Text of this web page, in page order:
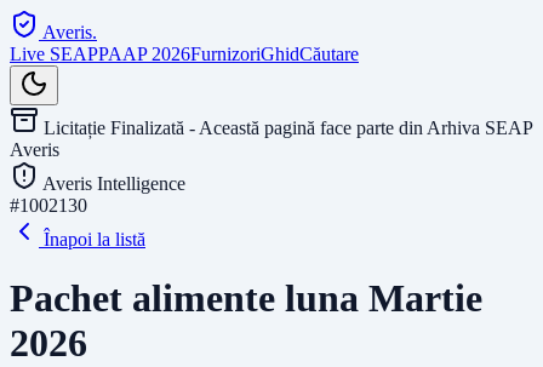
Averis.
Live SEAPPAAP 2026FurnizoriGhidCăutare
Licitație Finalizată - Această pagină face parte din Arhiva SEAP
Averis
Averis Intelligence
#1002130
Înapoi la listă
Pachet alimente luna Martie
2026